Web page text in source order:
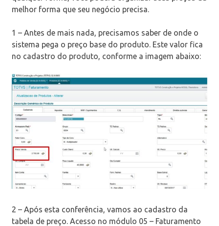
melhor forma que seu negócio precisa.
1 – Antes de mais nada, precisamos saber de onde o
sistema pega o preço base do produto. Este valor fica
no cadastro do produto, conforme a imagem abaixo:
2 – Após esta conferência, vamos ao cadastro da
tabela de preço. Acesso no módulo 05 – Faturamento